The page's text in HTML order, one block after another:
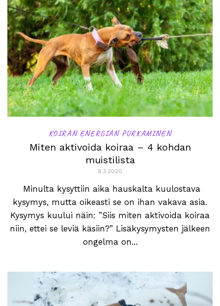
KOIRAN ENERGIAN PURKAMINEN
Miten aktivoida koiraa – 4 kohdan
muistilista
9.3.2020
Minulta kysyttiin aika hauskalta kuulostava
kysymys, mutta oikeasti se on ihan vakava asia.
Kysymys kuului näin: ”Siis miten aktivoida koiraa
niin, ettei se leviä käsiin?” Lisäkysymysten jälkeen
ongelma on...